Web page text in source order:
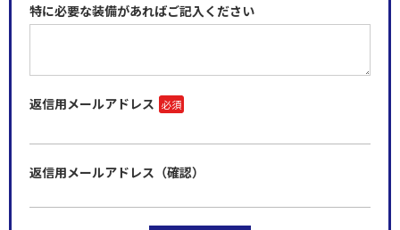
特に必要な装備があればご記入ください
返信用メールアドレス
返信用メールアドレス（確認）